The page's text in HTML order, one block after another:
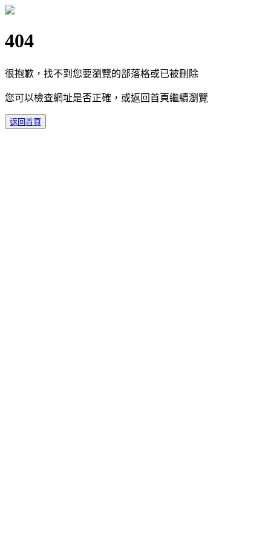
404
很抱歉，找不到您要瀏覽的部落格或已被刪除
您可以檢查網址是否正確，或返回首頁繼續瀏覽
返回首頁